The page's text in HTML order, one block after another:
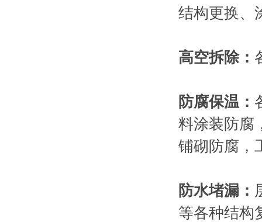
结构更换、
高空拆除：
防腐保温：
料涂装防腐
铺砌防腐，
防水堵漏：
等各种结构